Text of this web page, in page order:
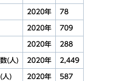
2020年 78
2020年 709
2020年 288
(人) 2020年 2,449
人) 2020年 587